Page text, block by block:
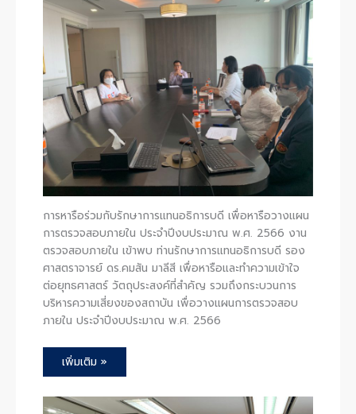
การหารือร่วมกับรักษาการแทนอธิการบดี เพื่อหารือวางแผน
การตรวจสอบภายใน ประจำปีงบประมาณ พ.ศ. 2566 งาน
ตรวจสอบภายใน เข้าพบ ท่านรักษาการแทนอธิการบดี รอง
ศาสตราจารย์ ดร.คมสัน มาลีสี เพื่อหารือและทำความเข้าใจ
ต่อยุทธศาสตร์ วัตถุประสงค์ที่สำคัญ รวมถึงกระบวนการ
บริหารความเสี่ยงของสถาบัน เพื่อวางแผนการตรวจสอบ
ภายใน ประจำปีงบประมาณ พ.ศ. 2566
เพิ่มเติม »